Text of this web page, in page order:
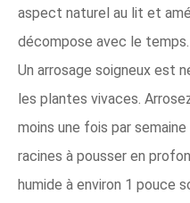
aspect naturel au lit et
décompose avec le temps.
Un arrosage soigneux est
les plantes vivaces.
moins une fois par
racines à pousser en
humide à environ 1 pouce